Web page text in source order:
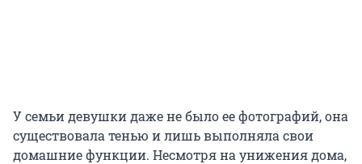
У семьи девушки даже не было ее фотографий, она
существовала тенью и лишь выполняла свои
домашние функции. Несмотря на унижения дома,